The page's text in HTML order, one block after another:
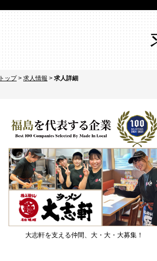
トップ> 求人情報 > 求人詳細
大志軒を支える仲間、大・大・大募集！